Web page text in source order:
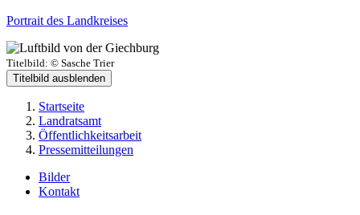
Portrait des Landkreises
Titelbild: © Sasche Trier
Titelbild ausblenden
Startseite
Landratsamt
Öffentlichkeitsarbeit
Pressemitteilungen
Bilder
Kontakt